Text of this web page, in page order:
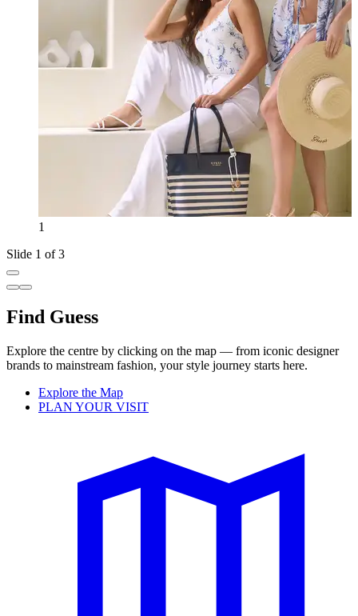
1
Slide 1 of 3
Find Guess
Explore the centre by clicking on the map — from iconic designer
brands to mainstream fashion, your style journey starts here.
Explore the Map
PLAN YOUR VISIT